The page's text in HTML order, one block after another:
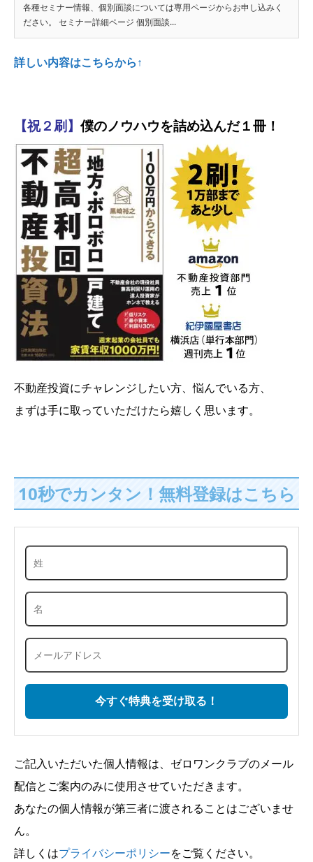
各種セミナー情報、個別面談については専用ページからお申し込みく
ださい。 セミナー詳細ページ 個別面談...
詳しい内容はこちらから↑
【祝２刷】 僕のノウハウを詰め込んだ１冊！
不動産投資にチャレンジしたい方、悩んでいる方、
まずは手に取っていただけたら嬉しく思います。
10秒でカンタン！無料登録はこちら
ご記入いただいた個人情報は、ゼロワンクラブのメール
配信とご案内のみに使用させていただきます。
あなたの個人情報が第三者に渡されることはございませ
ん。
詳しくはプライバシーポリシーをご覧ください。